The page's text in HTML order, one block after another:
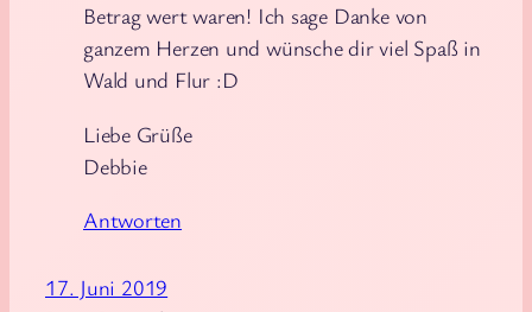
Betrag wert waren! Ich sage Danke von
ganzem Herzen und wünsche dir viel Spaß in
Wald und Flur :D
Liebe Grüße
Debbie
Antworten
17. Juni 2019